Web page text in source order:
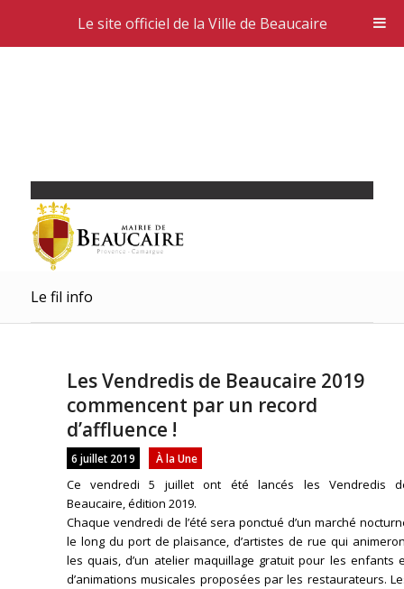
Le fil info
Les Vendredis de Beaucaire 2019
commencent par un record
d’affluence !
6 juillet 2019 À la Une
Ce vendredi 5 juillet ont été lancés les Vendredis
Beaucaire, édition 2019.
Chaque vendredi de l’été sera ponctué d’un marché
le long du port de plaisance, d’artistes de rue qui
les quais, d’un atelier maquillage gratuit pour les enfants
d’animations musicales proposées par les restaurateurs.
Le site officiel de la Ville de Beaucaire